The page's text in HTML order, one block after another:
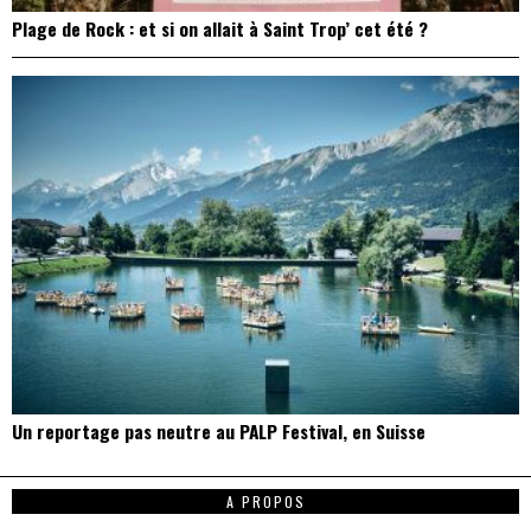
Plage de Rock : et si on allait à Saint Trop’ cet été ?
Un reportage pas neutre au PALP Festival, en Suisse
A PROPOS